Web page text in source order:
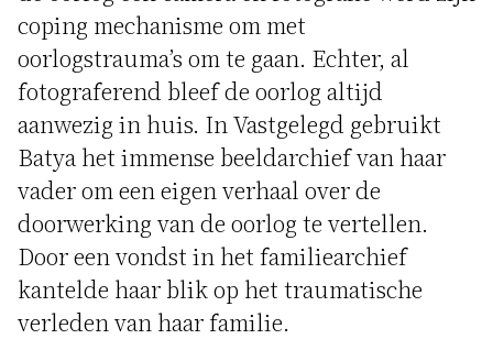
coping mechanisme om met
oorlogstrauma’s om te gaan. Echter, al
fotograferend bleef de oorlog altijd
aanwezig in huis. In Vastgelegd gebruikt
Batya het immense beeldarchief van haar
vader om een eigen verhaal over de
doorwerking van de oorlog te vertellen.
Door een vondst in het familiearchief
kantelde haar blik op het traumatische
verleden van haar familie.